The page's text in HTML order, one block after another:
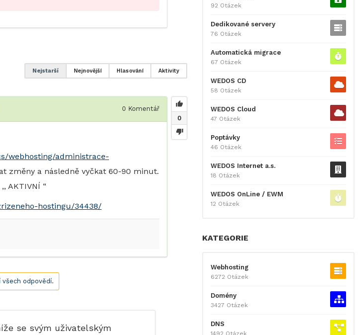
Aktivity
Hlasování
Nejnovější
Nejstarší
0
0 Komentář
webhosting/administrace-
změny a následně vyčkat 60-90 minut.
AKTIVNÍ “
hostingu/34438/
všech odpovědí.
se svým uživatelským
92 Otázek
Dedikované servery
76 Otázek
Automatická migrace
67 Otázek
WEDOS CD
58 Otázek
WEDOS Cloud
47 Otázek
Poptávky
46 Otázek
WEDOS Internet a.s.
18 Otázek
WEDOS OnLine / EWM
12 Otázek
KATEGORIE
Webhosting
6272 Otázek
Domény
3427 Otázek
DNS
1492 Otázek